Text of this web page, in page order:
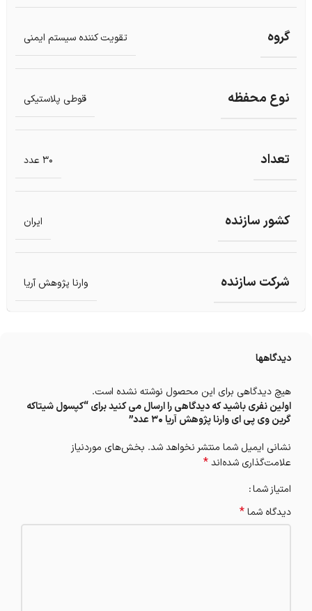
گروه تقویت کننده سیستم ایمنی
نوع محفظه قوطی پلاستیکی
تعداد 30 عدد
کشور سازنده ایران
شرکت سازنده وارنا پژوهش آریا
دیدگاهها
هیچ دیدگاهی برای این محصول نوشته نشده است.
اولین نفری باشید که دیدگاهی را ارسال می کنید برای “کپسول شیتاکه
گرین وی پی ای وارنا پژوهش آریا 30 عدد”
نشانی ایمیل شما منتشر نخواهد شد. بخش‌های موردنیاز
علامت‌گذاری شده‌اند*
امتیاز شما
دیدگاه شما*